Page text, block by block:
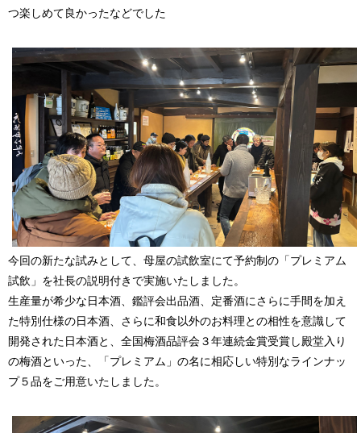
つ楽しめて良かったなどでした
今回の新たな試みとして、母屋の試飲室にて予約制の「プレミアム
試飲」を社長の説明付きで実施いたしました。
生産量が希少な日本酒、鑑評会出品酒、定番酒にさらに手間を加え
た特別仕様の日本酒、さらに和食以外のお料理との相性を意識して
開発された日本酒と、全国梅酒品評会３年連続金賞受賞し殿堂入り
の梅酒といった、「プレミアム」の名に相応しい特別なラインナッ
プ５品をご用意いたしました。